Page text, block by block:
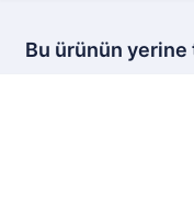
Bu ürünün